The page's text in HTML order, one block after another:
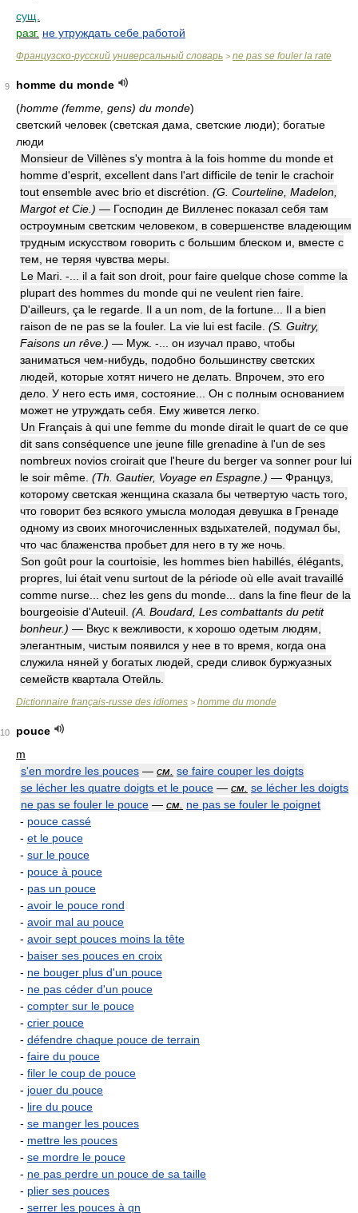
сущ.
разг. не утруждать себе работой
Французско-русский универсальный словарь > ne pas se fouler la rate
9
homme du monde
(homme (femme, gens) du monde)
светский человек (светская дама, светские люди); богатые
люди
Monsieur de Villènes s'y montra à la fois homme du monde et
homme d'esprit, excellent dans l'art difficile de tenir le crachoir
tout ensemble avec brio et discrétion. (G. Courteline, Madelon,
Margot et Cie.) — Господин де Вилленес показал себя там
остроумным светским человеком, в совершенстве владеющим
трудным искусством говорить с большим блеском и, вместе с
тем, не теряя чувства меры.
Le Mari. -... il a fait son droit, pour faire quelque chose comme la
plupart des hommes du monde qui ne veulent rien faire.
D'ailleurs, ça le regarde. Il a un nom, de la fortune... Il a bien
raison de ne pas se la fouler. La vie lui est facile. (S. Guitry,
Faisons un rêve.) — Муж. -... он изучал право, чтобы
заниматься чем-нибудь, подобно большинству светских
людей, которые хотят ничего не делать. Впрочем, это его
дело. У него есть имя, состояние... Он с полным основанием
может не утруждать себя. Ему живется легко.
Un Français à qui une femme du monde dirait le quart de ce que
dit sans conséquence une jeune fille grenadine à l'un de ses
nombreux novios croirait que l'heure du berger va sonner pour lui
le soir même. (Th. Gautier, Voyage en Espagne.) — Француз,
которому светская женщина сказала бы четвертую часть того,
что говорит без всякого умысла молодая девушка в Гренаде
одному из своих многочисленных вздыхателей, подумал бы,
что час блаженства пробьет для него в ту же ночь.
Son goût pour la courtoisie, les hommes bien habillés, élégants,
propres, lui était venu surtout de la période où elle avait travaillé
comme nurse... chez les gens du monde... dans la fine fleur de la
bourgeoisie d'Auteuil. (A. Boudard, Les combattants du petit
bonheur.) — Вкус к вежливости, к хорошо одетым людям,
элегантным, чистым появился у нее в то время, когда она
служила няней у богатых людей, среди сливок буржуазных
семейств квартала Отейль.
Dictionnaire français-russe des idiomes > homme du monde
10
pouce
m
s'en mordre les pouces — см. se faire couper les doigts
se lécher les quatre doigts et le pouce — см. se lécher les doigts
ne pas se fouler le pouce — см. ne pas se fouler le poignet
- pouce cassé
- et le pouce
- sur le pouce
- pouce à pouce
- pas un pouce
- avoir le pouce rond
- avoir mal au pouce
- avoir sept pouces moins la tête
- baiser ses pouces en croix
- ne bouger plus d'un pouce
- ne pas céder d'un pouce
- compter sur le pouce
- crier pouce
- défendre chaque pouce de terrain
- faire du pouce
- filer le coup de pouce
- jouer du pouce
- lire du pouce
- se manger les pouces
- mettre les pouces
- se mordre le pouce
- ne pas perdre un pouce de sa taille
- plier ses pouces
- serrer les pouces à qn